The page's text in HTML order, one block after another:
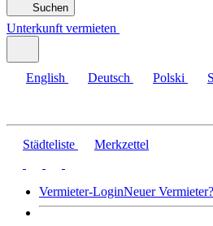
Suchen
Unterkunft vermieten
English Deutsch Polski
Städteliste Merkzettel
Vermieter-LoginNeuer